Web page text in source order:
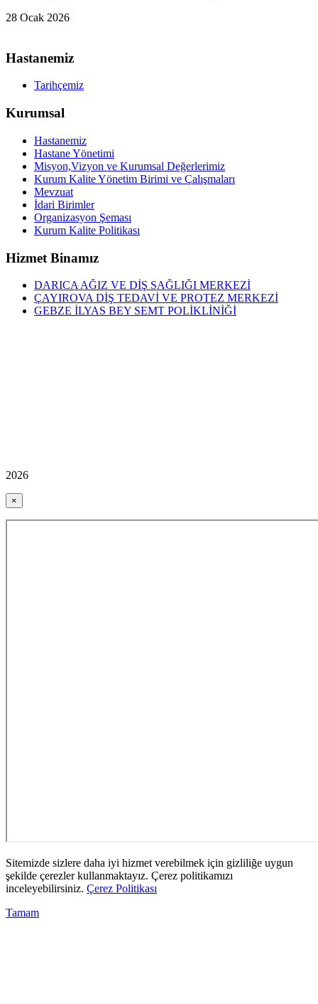
28 Ocak 2026
Hastanemiz
Tarihçemiz
Kurumsal
Hastanemiz
Hastane Yönetimi
Misyon,Vizyon ve Kurumsal Değerlerimiz
Kurum Kalite Yönetim Birimi ve Çalışmaları
Mevzuat
İdari Birimler
Organizasyon Şeması
Kurum Kalite Politikası
Hizmet Binamız
DARICA AĞIZ VE DİŞ SAĞLIĞI MERKEZİ
ÇAYIROVA DİŞ TEDAVİ VE PROTEZ MERKEZİ
GEBZE İLYAS BEY SEMT POLİKLİNİĞİ
2026
×
Sitemizde sizlere daha iyi hizmet verebilmek için gizliliğe uygun
şekilde çerezler kullanmaktayız. Çerez politikamızı
inceleyebilirsiniz. Çerez Politikası
Tamam